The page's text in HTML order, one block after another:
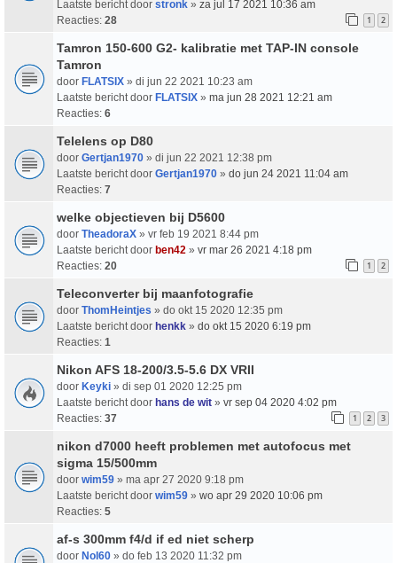
Laatste bericht door stronk » za jul 17 2021 10:36 am
Reacties: 28 1 2
Tamron 150-600 G2- kalibratie met TAP-IN console
Tamron
door FLATSIX » di jun 22 2021 10:23 am
Laatste bericht door FLATSIX » ma jun 28 2021 12:21 am
Reacties: 6
Telelens op D80
door Gertjan1970 » di jun 22 2021 12:38 pm
Laatste bericht door Gertjan1970 » do jun 24 2021 11:04 am
Reacties: 7
welke objectieven bij D5600
door TheadoraX » vr feb 19 2021 8:44 pm
Laatste bericht door ben42 » vr mar 26 2021 4:18 pm
Reacties: 20 1 2
Teleconverter bij maanfotografie
door ThomHeintjes » do okt 15 2020 12:35 pm
Laatste bericht door henkk » do okt 15 2020 6:19 pm
Reacties: 1
Nikon AFS 18-200/3.5-5.6 DX VRII
door Keyki » di sep 01 2020 12:25 pm
Laatste bericht door hans de wit » vr sep 04 2020 4:02 pm
Reacties: 37 1 2 3
nikon d7000 heeft problemen met autofocus met
sigma 15/500mm
door wim59 » ma apr 27 2020 9:18 pm
Laatste bericht door wim59 » wo apr 29 2020 10:06 pm
Reacties: 5
af-s 300mm f4/d if ed niet scherp
door Nol60 » do feb 13 2020 11:32 pm